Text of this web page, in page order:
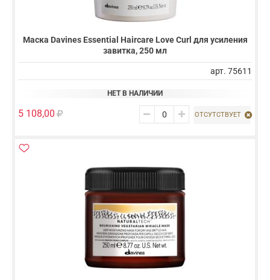
Маска Davines Essential Haircare Love Curl для усиления
завитка, 250 мл
арт. 75611
НЕТ В НАЛИЧИИ
5 108,00 ОТСУТСТВУЕТ